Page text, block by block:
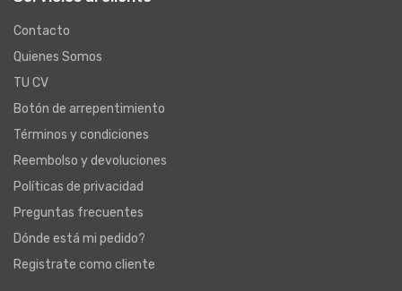
Contacto
Quienes Somos
TU CV
Botón de arrepentimiento
Términos y condiciones
Reembolso y devoluciones
Políticas de privacidad
Preguntas frecuentes
Dónde está mi pedido?
Registrate como cliente